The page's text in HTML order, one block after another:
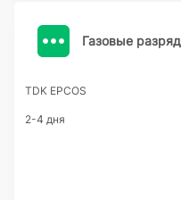
Газовые
TDK EPCOS
2-4 дня